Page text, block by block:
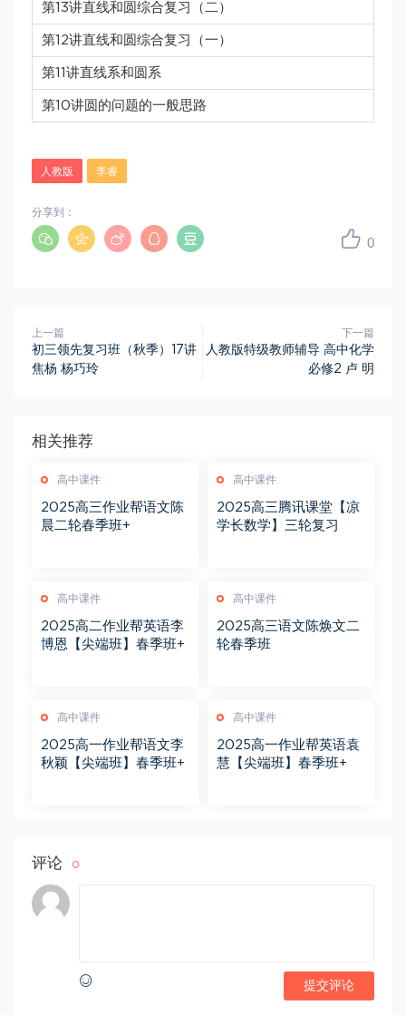
第13讲直线和圆综合复习（二）
第12讲直线和圆综合复习（一）
第11讲直线系和圆系
第10讲圆的问题的一般思路
人教版 李睿
0
分享到：
上一篇
初三领先复习班（秋季）17讲
焦杨 杨巧玲
下一篇
人教版特级教师辅导 高中化学
必修2 卢 明
相关推荐
高中课件
2025高三作业帮语文陈
晨二轮春季班+
高中课件
2025高三腾讯课堂【凉
学长数学】三轮复习
高中课件
2025高二作业帮英语李
博恩【尖端班】春季班+
高中课件
2025高三语文陈焕文二
轮春季班
高中课件
2025高一作业帮语文李
秋颖【尖端班】春季班+
高中课件
2025高一作业帮英语袁
慧【尖端班】春季班+
评论 0
提交评论